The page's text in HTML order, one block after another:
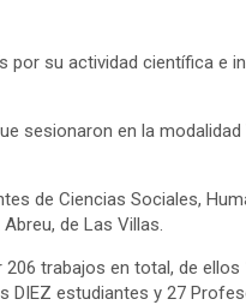
por su actividad científica e
sesionaron en la
de Ciencias Sociales,
de Las Villas.
trabajos en total, de ellos
DIEZ estudiantes y 27